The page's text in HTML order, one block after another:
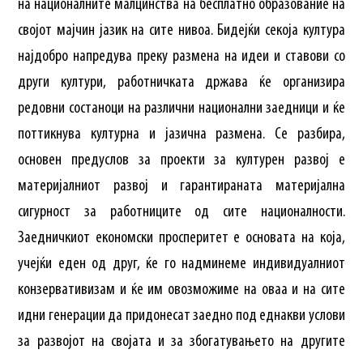
на националните малцинства на бесплатно образование на
својот мајчин јазик на сите нивоа. Бидејќи секоја култура
најдобро напредува преку размена на идеи и ставови со
други култури, работничката држава ќе организира
редовни состаноци на различни национални заедници и ќе
поттикнува културна и јазична размена. Се разбира,
основен предуслов за проекти за културен развој е
материјалниот развој и гарантираната материјална
сигурност за работниците од сите националности.
Заедничкиот економски просперитет е основата на која,
учејќи еден од друг, ќе го надминеме индивидуалниот
конзервативизам и ќе им овозможиме на оваа и на сите
идни генерации да придонесат заедно под еднакви услови
за развојот на својата и за збогатувањето на другите